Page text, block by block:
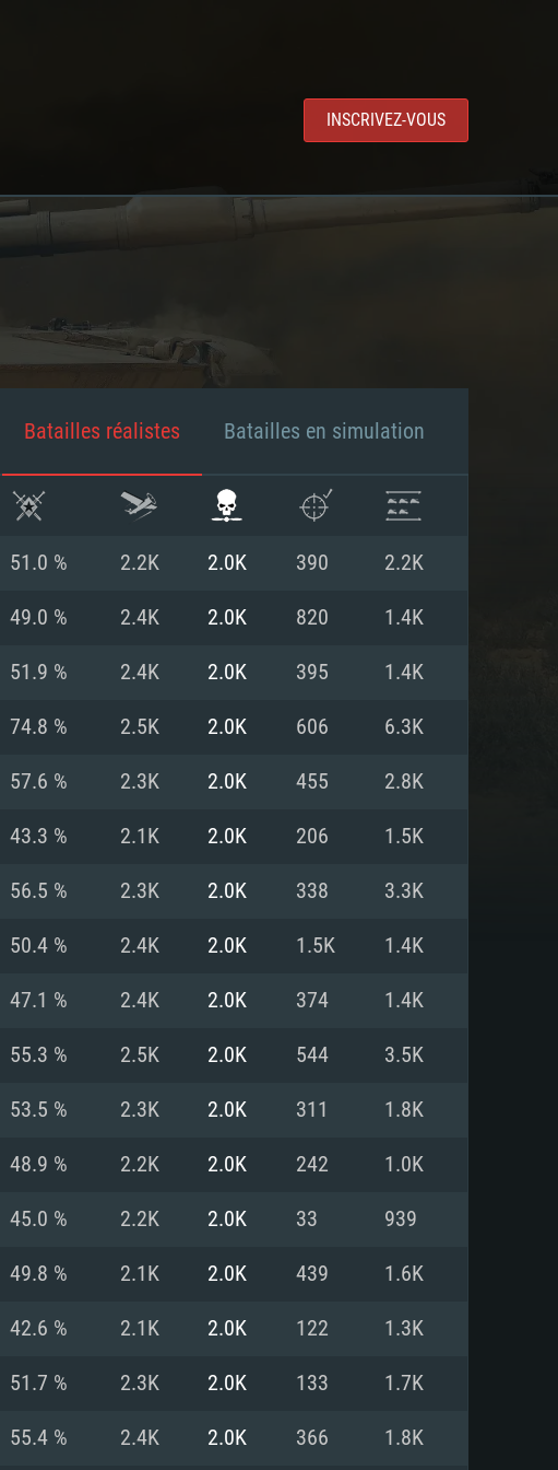
INSCRIVEZ-VOUS
REQUISE
supportant DirectX 11 ou plus et
GeForce 1060 et plus, Radeon RX
Internet à haut débit
Radeon Vega II ou plus avec
Internet à haut débit
NVIDIA 1060 avec les derniers
de 6 mois) / de même pour AMD
avec les derniers drivers de
Batailles réalistes Batailles en simulation
51.0 % 2.2K 2.0K 390 2.2K
49.0 % 2.4K 2.0K 820 1.4K
51.9 % 2.4K 2.0K 395 1.4K
74.8 % 2.5K 2.0K 606 6.3K
57.6 % 2.3K 2.0K 455 2.8K
43.3 % 2.1K 2.0K 206 1.5K
56.5 % 2.3K 2.0K 338 3.3K
50.4 % 2.4K 2.0K 1.5K 1.4K
47.1 % 2.4K 2.0K 374 1.4K
55.3 % 2.5K 2.0K 544 3.5K
53.5 % 2.3K 2.0K 311 1.8K
48.9 % 2.2K 2.0K 242 1.0K
45.0 % 2.2K 2.0K 33 939
49.8 % 2.1K 2.0K 439 1.6K
42.6 % 2.1K 2.0K 122 1.3K
51.7 % 2.3K 2.0K 133 1.7K
55.4 % 2.4K 2.0K 366 1.8K